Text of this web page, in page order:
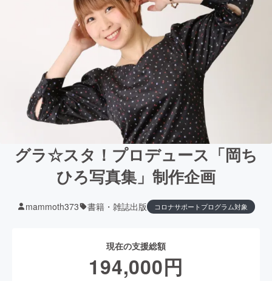
グラ☆スタ！プロデュース「岡ち
ひろ写真集」制作企画
mammoth373 書籍・雑誌出版 コロナサポートプログラム対象
現在の支援総額
194,000円